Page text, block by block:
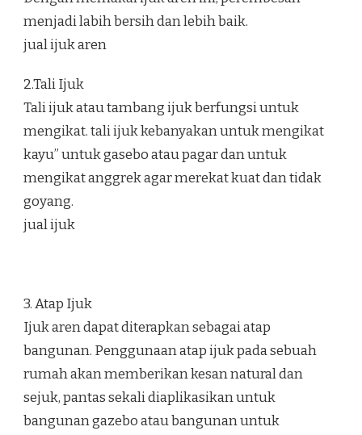
menjadi labih bersih dan lebih baik.
jual ijuk aren
2.Tali Ijuk
Tali ijuk atau tambang ijuk berfungsi untuk
mengikat. tali ijuk kebanyakan untuk mengikat
kayu” untuk gasebo atau pagar dan untuk
mengikat anggrek agar merekat kuat dan tidak
goyang.
jual ijuk
3. Atap Ijuk
Ijuk aren dapat diterapkan sebagai atap
bangunan. Penggunaan atap ijuk pada sebuah
rumah akan memberikan kesan natural dan
sejuk, pantas sekali diaplikasikan untuk
bangunan gazebo atau bangunan untuk